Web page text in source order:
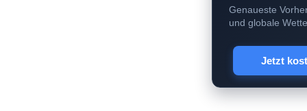
Genaueste
und globale
Jetzt